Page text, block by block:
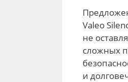
Valeo
не
сложных
и